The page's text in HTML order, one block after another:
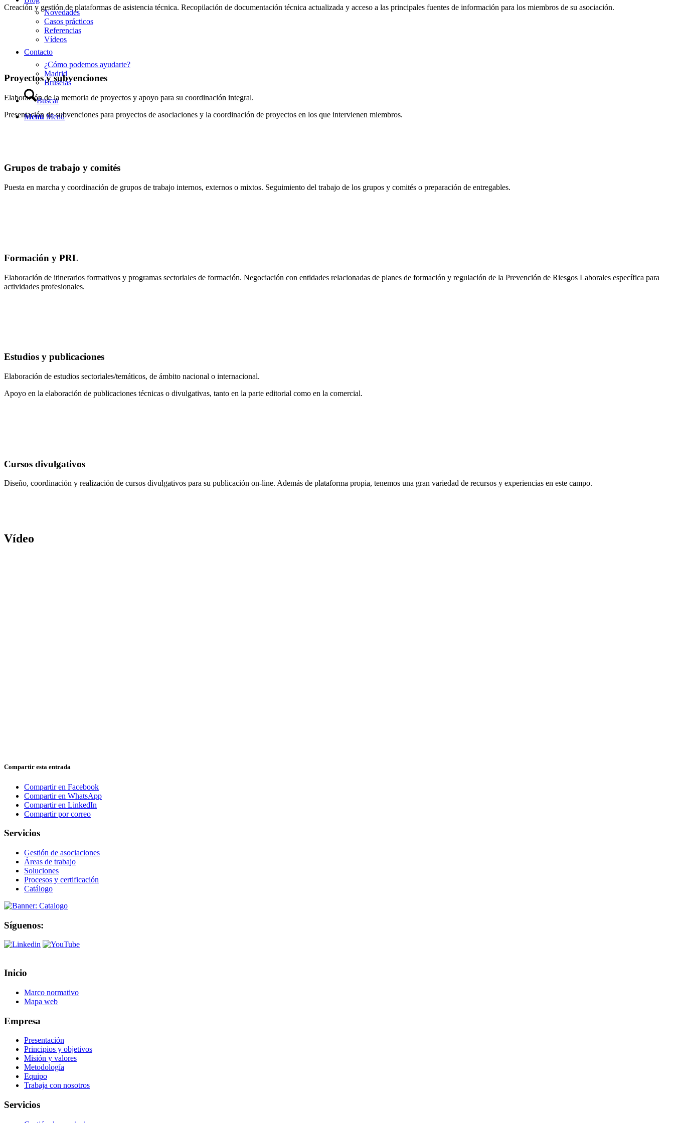
Novedades
Casos prácticos
Referencias
Vídeos
Contacto
¿Cómo podemos ayudarte?
Madrid
Bruselas
Buscar
Menú Menú
Creación y gestión de plataformas de asistencia técnica. Recopilación de documentación técnica actualizada y acceso a las principales fuentes de información para los miembros de su asociación.
Proyectos y subvenciones
Elaboración de la memoria de proyectos y apoyo para su coordinación integral.
Presentación de subvenciones para proyectos de asociaciones y la coordinación de proyectos en los que intervienen miembros.
Grupos de trabajo y comités
Puesta en marcha y coordinación de grupos de trabajo internos, externos o mixtos. Seguimiento del trabajo de los grupos y comités o preparación de entregables.
Formación y PRL
Elaboración de itinerarios formativos y programas sectoriales de formación. Negociación con entidades relacionadas de planes de formación y regulación de la Prevención de Riesgos Laborales específica para
actividades profesionales.
Estudios y publicaciones
Elaboración de estudios sectoriales/temáticos, de ámbito nacional o internacional.
Apoyo en la elaboración de publicaciones técnicas o divulgativas, tanto en la parte editorial como en la comercial.
Cursos divulgativos
Diseño, coordinación y realización de cursos divulgativos para su publicación on-line. Además de plataforma propia, tenemos una gran variedad de recursos y experiencias en este campo.
Vídeo
Compartir esta entrada
Compartir en Facebook
Compartir en WhatsApp
Compartir en LinkedIn
Compartir por correo
Servicios
Gestión de asociaciones
Áreas de trabajo
Soluciones
Procesos y certificación
Catálogo
Síguenos:
Inicio
Marco normativo
Mapa web
Empresa
Presentación
Principios y objetivos
Misión y valores
Metodología
Equipo
Trabaja con nosotros
Servicios